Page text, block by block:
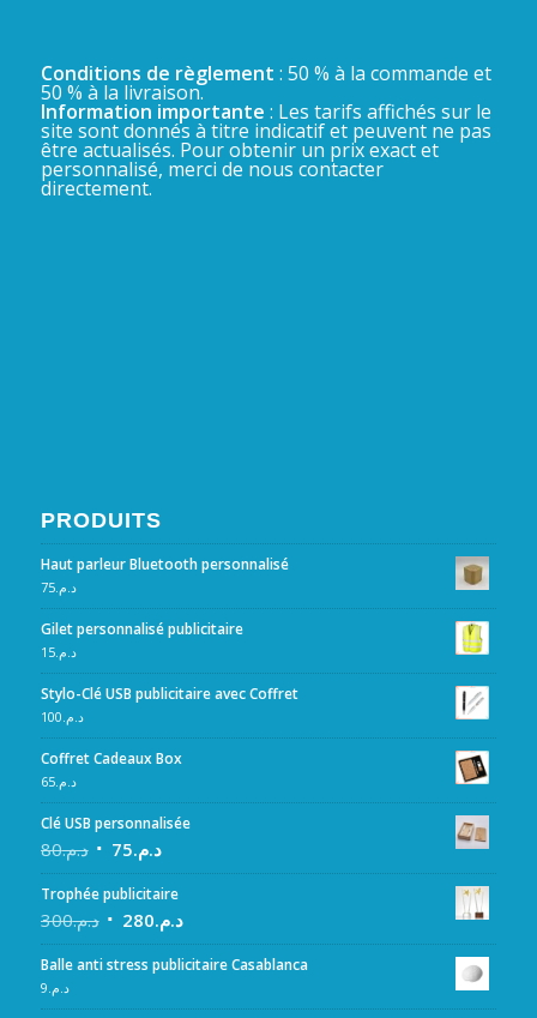
Conditions de règlement : 50 % à la commande et
50 % à la livraison.
Information importante : Les tarifs affichés sur le
site sont donnés à titre indicatif et peuvent ne pas
être actualisés. Pour obtenir un prix exact et
personnalisé, merci de nous contacter
directement.
PRODUITS
Haut parleur Bluetooth personnalisé
د.م.75
Gilet personnalisé publicitaire
د.م.15
Stylo-Clé USB publicitaire avec Coffret
د.م.100
Coffret Cadeaux Box
د.م.65
Clé USB personnalisée
د.م.80 د.م.75
Trophée publicitaire
د.م.300 د.م.280
Balle anti stress publicitaire Casablanca
د.م.9